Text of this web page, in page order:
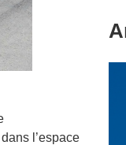
l’espace